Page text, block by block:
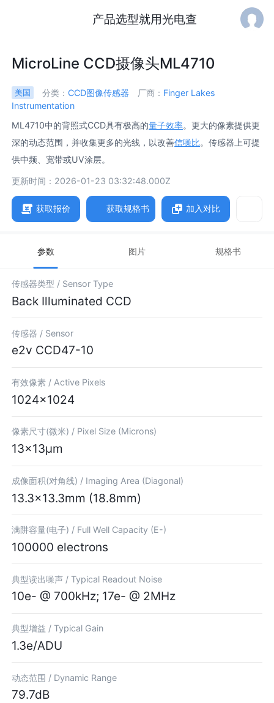
产品选型就用光电查
MicroLine CCD摄像头ML4710
美国 分类： CCD图像传感器 厂商： Finger Lakes
Instrumentation
ML4710中的背照式CCD具有极高的量子效率。更大的像素提供更
深的动态范围，并收集更多的光线，以改善信噪比。传感器上可提
供中频、宽带或UV涂层。
更新时间：2026-01-23 03:32:48.000Z
获取报价 获取规格书 加入对比
参数 图片 规格书
传感器类型 / Sensor Type
Back Illuminated CCD
传感器 / Sensor
e2v CCD47-10
有效像素 / Active Pixels
1024×1024
像素尺寸(微米) / Pixel Size (Microns)
13×13μm
成像面积(对角线) / Imaging Area (Diagonal)
13.3×13.3mm (18.8mm)
满阱容量(电子) / Full Well Capacity (E-)
100000 electrons
典型读出噪声 /Typical Readout Noise
10e- @ 700kHz; 17e- @ 2MHz
典型增益 /Typical Gain
1.3e/ADU
动态范围 / Dynamic Range
79.7dB